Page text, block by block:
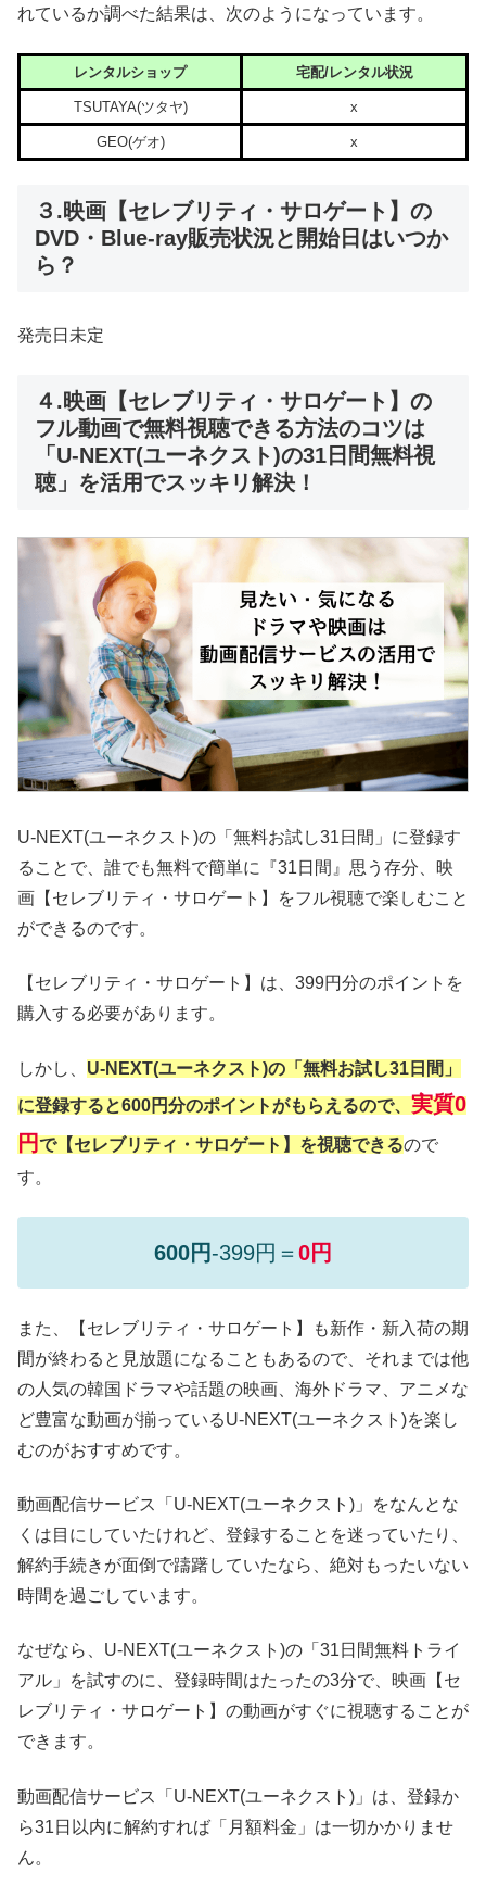
れているか調べた結果は、次のようになっています。
レンタルショップ 宅配/レンタル状況
TSUTAYA(ツタヤ) x
GEO(ゲオ) x
３.映画【セレブリティ・サロゲート】の
DVD・Blue-ray販売状況と開始日はいつか
ら？
発売日未定
４.映画【セレブリティ・サロゲート】の
フル動画で無料視聴できる方法のコツは
「U-NEXT(ユーネクスト)の31日間無料視
聴」を活用でスッキリ解決！
U-NEXT(ユーネクスト)の「無料お試し31日間」に登録す
ることで、誰でも無料で簡単に『31日間』思う存分、映
画【セレブリティ・サロゲート】をフル視聴で楽しむこと
ができるのです。
【セレブリティ・サロゲート】は、399円分のポイントを
購入する必要があります。
しかし、 U-NEXT(ユーネクスト)の「無料お試し31日間」
に登録すると600円分のポイントがもらえるので、 実質0
円で【セレブリティ・サロゲート】を視聴できるので
す。
600円-399円＝0円
また、【セレブリティ・サロゲート】も新作・新入荷の期
間が終わると見放題になることもあるので、それまでは他
の人気の韓国ドラマや話題の映画、海外ドラマ、アニメな
ど豊富な動画が揃っているU-NEXT(ユーネクスト)を楽し
むのがおすすめです。
動画配信サービス「U-NEXT(ユーネクスト)」をなんとな
くは目にしていたけれど、登録することを迷っていたり、
解約手続きが面倒で躊躇していたなら、絶対もったいない
時間を過ごしています。
なぜなら、U-NEXT(ユーネクスト)の「31日間無料トライ
アル」を試すのに、登録時間はたったの3分で、映画【セ
レブリティ・サロゲート】の動画がすぐに視聴することが
できます。
動画配信サービス「U-NEXT(ユーネクスト)」は、登録か
ら31日以内に解約すれば「月額料金」は一切かかりませ
ん。